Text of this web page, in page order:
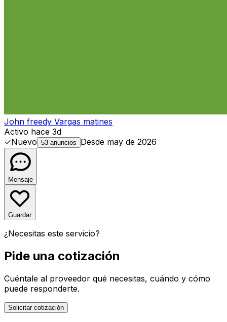
John freedy Vargas matines
Activo hace 3d
✓Nuevo 53 anuncios Desde may de 2026
Mensaje
Guardar
¿Necesitas este servicio?
Pide una cotización
Cuéntale al proveedor qué necesitas, cuándo y cómo
puede responderte.
Solicitar cotización